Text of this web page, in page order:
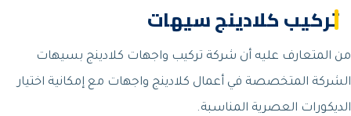
تركيب كلادينج سيهات
من المتعارف عليه أن شركة تركيب واجهات كلادينج بسيهات
الشركة المتخصصة في أعمال كلادينج واجهات مع إمكانية اختيار
الديكورات العصرية المناسبة.